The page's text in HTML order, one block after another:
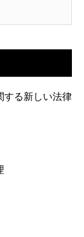
する新しい法律